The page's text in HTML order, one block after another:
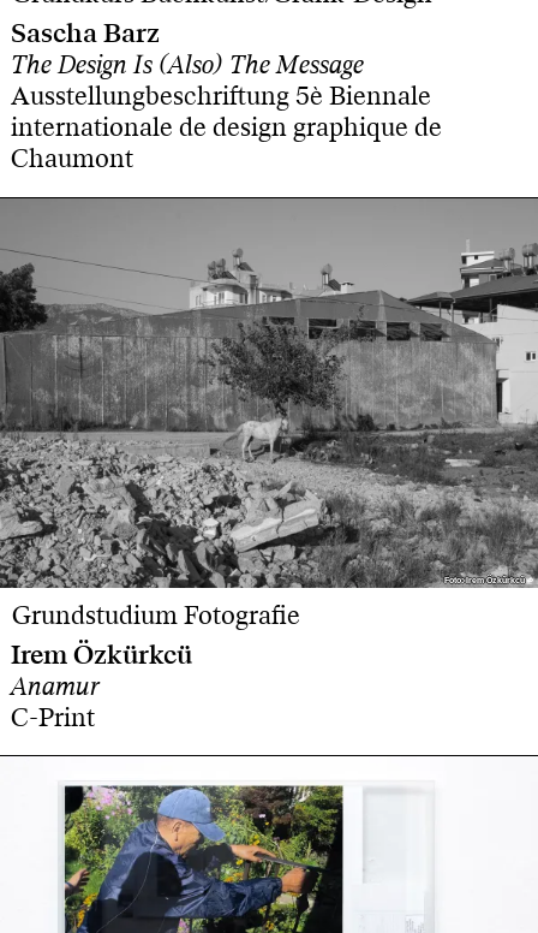
Sascha Barz
The Design Is (Also) The Message
Ausstellungbeschriftung 5è Biennale
internationale de design graphique de
Chaumont
Foto: Irem Özkürkcü
Foto: Irem Özkürkcü
Grundstudium Fotografie
Irem Özkürkcü
Anamur
C-Print